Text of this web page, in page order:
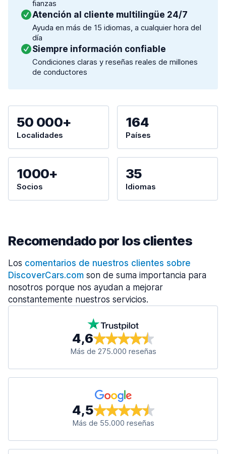
fianzas
Atención al cliente multilingüe 24/7
Ayuda en más de 15 idiomas, a cualquier hora del
día
Siempre información confiable
Condiciones claras y reseñas reales de millones
de conductores
50 000+
Localidades
164
Países
1000+
Socios
35
Idiomas
Recomendado por los clientes
Los comentarios de nuestros clientes sobre
DiscoverCars.com son de suma importancia para
nosotros porque nos ayudan a mejorar
constantemente nuestros servicios.
4,6
Más de 275.000 reseñas
4,5
Más de 55.000 reseñas